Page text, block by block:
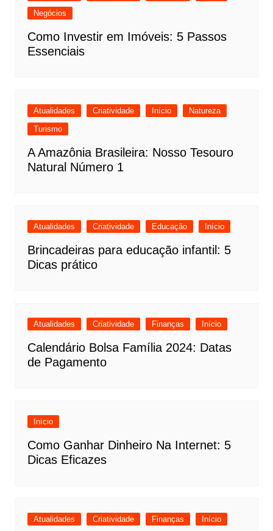
Negócios
Como Investir em Imóveis: 5 Passos
Essenciais
Atualidades Criatividade Início
Natureza
Turismo
A Amazônia Brasileira: Nosso Tesouro
Natural Número 1
Atualidades Criatividade Educação Início
Brincadeiras para educação infantil: 5
Dicas prático
Atualidades Criatividade Finanças Início
Calendário Bolsa Família 2024: Datas
de Pagamento
Início
Como Ganhar Dinheiro Na Internet: 5
Dicas Eficazes
Atualidades Criatividade Finanças Início